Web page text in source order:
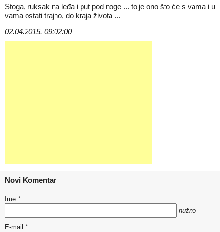
Stoga, ruksak na leđa i put pod noge ... to je ono što će s vama i u
vama ostati trajno, do kraja života ...
02.04.2015. 09:02:00
Novi Komentar
Ime *
nužno
E-mail *